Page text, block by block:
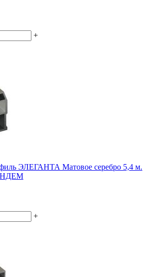
+
ЭЛЕГАНТА Матовое серебро 5,4 м.
+